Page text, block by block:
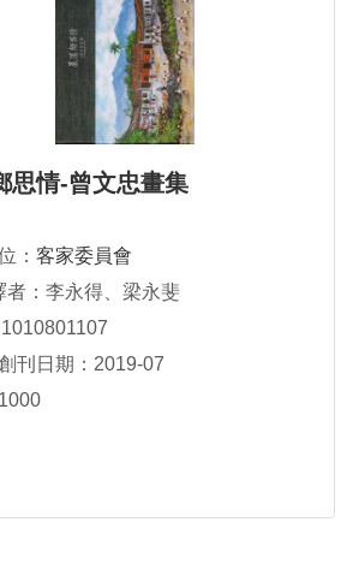
思情-曾文忠畫集
： 客家委員會
者：李永得、梁永斐
刊日期：2019-07